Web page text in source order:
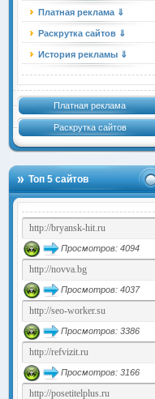
Платная реклама ⇓
Раскрутка сайтов ⇓
История рекламы ⇓
Платная реклама
Раскрутка сайтов
Топ 5 сайтов
Просмотров: 4094
Просмотров: 4037
Просмотров: 3386
Просмотров: 3166